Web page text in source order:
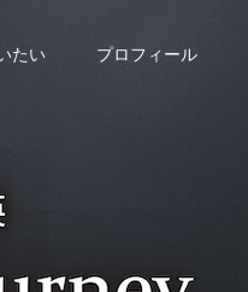
たい プロフィール